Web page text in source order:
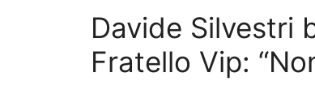
Davide Silvestri
Fratello Vip: